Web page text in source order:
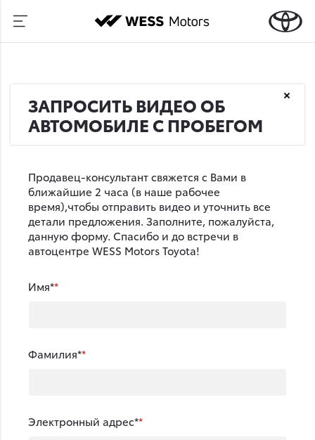
ЗАПРОСИТЬ ВИДЕО ОБ
АВТОМОБИЛЕ С ПРОБЕГОМ
Продавец-консультант свяжется с Вами в
ближайшие 2 часа (в наше рабочее
время),чтобы отправить видео и уточнить все
детали предложения. Заполните, пожалуйста,
данную форму. Спасибо и до встречи в
автоцентре WESS Motors Toyota!
Имя*
Фамилия*
Электронный адрес*